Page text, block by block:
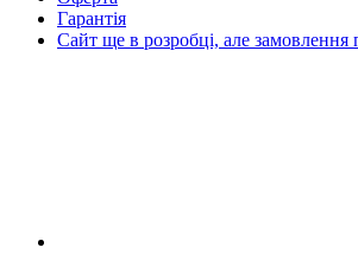
Гарантія
Сайт ще в розробці, але